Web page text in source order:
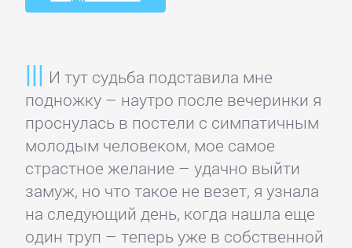
И тут судьба подставила мне
подножку – наутро после вечеринки я
проснулась в постели с симпатичным
молодым человеком, мое самое
страстное желание – удачно выйти
замуж, но что такое не везет, я узнала
на следующий день, когда нашла еще
один труп – теперь уже в собственной